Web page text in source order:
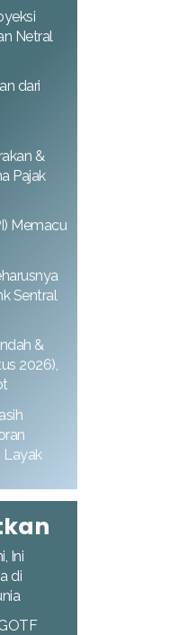
Netral
dari
&
Pajak
Memacu
Sentral
&
2026),
Layak
Ini
di